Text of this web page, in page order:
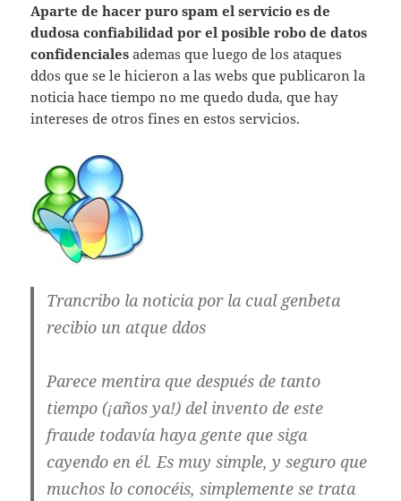
Aparte de hacer puro spam el servicio es de
dudosa confiabilidad por el posible robo de datos
confidenciales ademas que luego de los ataques
ddos que se le hicieron a las webs que publicaron la
noticia hace tiempo no me quedo duda, que hay
intereses de otros fines en estos servicios.
Trancribo la noticia por la cual genbeta
recibio un atque ddos
Parece mentira que después de tanto
tiempo (¡años ya!) del invento de este
fraude todavía haya gente que siga
cayendo en él. Es muy simple, y seguro que
muchos lo conocéis, simplemente se trata